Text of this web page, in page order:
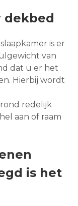
dekbed
is er
van
dat u er het
Hierbij wordt
redelijk
aan of raam
is het